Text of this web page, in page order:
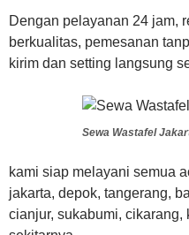
Dengan pelayanan 24 jam,
berkualitas, pemesanan
kirim dan setting langsung
Sewa Wastafel
kami siap melayani semua
jakarta, depok, tangerang,
cianjur, sukabumi, cikarang,